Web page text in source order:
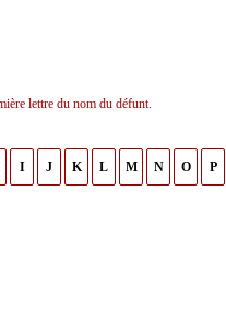
lettre du nom du défunt.
I J K L M N O P